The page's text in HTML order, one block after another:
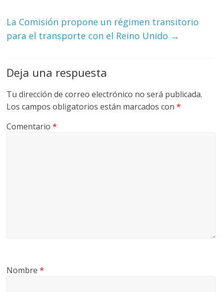
N
S
P
R
T
E
Y
R
La Comisión propone un régimen transitorio
para el transporte con el Reino Unido →
Deja una respuesta
Tu dirección de correo electrónico no será publicada.
Los campos obligatorios están marcados con*
Comentario*
Nombre*